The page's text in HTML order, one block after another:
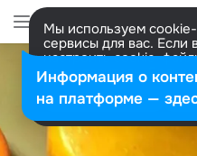
Мы используем
сервисы для вас. Если
настроить cookie-
представитель.
Разрешить все
Информация о
на платформе —